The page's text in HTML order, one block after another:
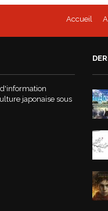
Accueil
japonaise sous